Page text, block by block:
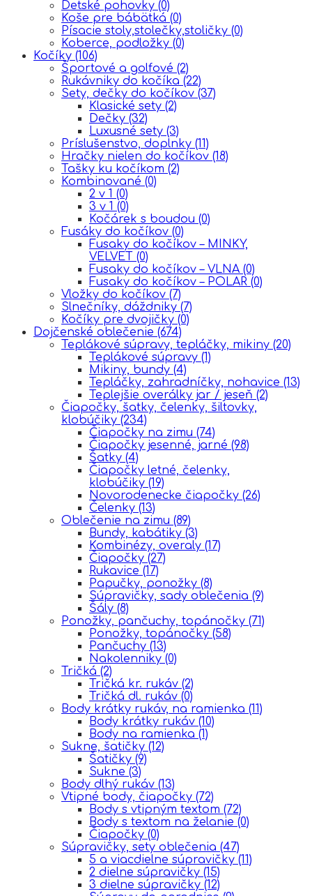
Detské pohovky (0)
Koše pre bábätká (0)
Písacie stoly,stolečky,stoličky (0)
Koberce, podložky (0)
Kočíky (106)
Športové a golfové (2)
Rukávniky do kočíka (22)
Sety, dečky do kočíkov (37)
Klasické sety (2)
Dečky (32)
Luxusné sety (3)
Príslušenstvo, doplnky (11)
Hračky nielen do kočíkov (18)
Tašky ku kočíkom (2)
Kombinované (0)
2 v 1 (0)
3 v 1 (0)
Kočárek s boudou (0)
Fusáky do kočíkov (0)
Fusaky do kočíkov – MINKY,
VELVET (0)
Fusaky do kočíkov – VLNA (0)
Fusaky do kočíkov – POLAR (0)
Vložky do kočíkov (7)
Slnečníky, dáždniky (7)
Kočíky pre dvojičky (0)
Dojčenské oblečenie (674)
Teplákové súpravy, tepláčky, mikiny (20)
Teplákové súpravy (1)
Mikiny, bundy (4)
Tepláčky, zahradníčky, nohavice (13)
Teplejšie overálky jar / jeseň (2)
Čiapočky, šatky, čelenky, šiltovky,
klobúčiky (234)
Čiapočky na zimu (74)
Čiapočky jesenné, jarné (98)
Šatky (4)
Čiapočky letné, čelenky,
klobúčiky (19)
Novorodenecke čiapočky (26)
Čelenky (13)
Oblečenie na zimu (89)
Bundy, kabátiky (3)
Kombinézy, overaly (17)
Čiapočky (27)
Rukavice (17)
Papučky, ponožky (8)
Súpravičky, sady oblečenia (9)
Šály (8)
Ponožky, pančuchy, topánočky (71)
Ponožky, topánočky (58)
Pančuchy (13)
Nakolenniky (0)
Tričká (2)
Tričká kr. rukáv (2)
Tričká dl. rukáv (0)
Body krátky rukáv, na ramienka (11)
Body krátky rukáv (10)
Body na ramienka (1)
Sukne, šatičky (12)
Šatičky (9)
Sukne (3)
Body dlhý rukáv (13)
Vtipné body, čiapočky (72)
Body s vtipným textom (72)
Body s textom na želanie (0)
Čiapočky (0)
Súpravičky, sety oblečenia (47)
5 a viacdielne súpravičky (11)
2 dielne súpravičky (15)
3 dielne súpravičky (12)